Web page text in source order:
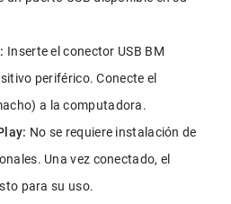
Inserte el conector USB BM
periférico. Conecte el
a la computadora.
No se requiere instalación de
Una vez conectado, el
para su uso.